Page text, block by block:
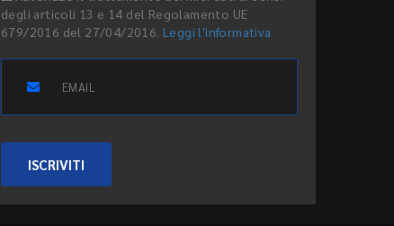
degli articoli 13 e 14 del Regolamento UE
679/2016 del 27/04/2016. Leggi l'informativa
ISCRIVITI